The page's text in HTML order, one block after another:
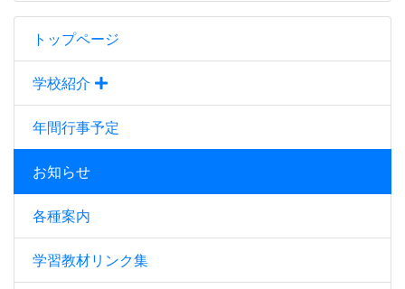
トップページ
学校紹介
年間行事予定
お知らせ
各種案内
学習教材リンク集